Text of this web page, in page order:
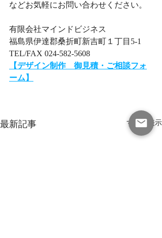
などお気軽にお問い合わせください。
有限会社マインドビジネス
福島県伊達郡桑折町新吉町１丁目5-1
TEL/FAX 024-582-5608
【デザイン制作　御見積・ご相談フォ
ーム】​
最新記事 すべて表示